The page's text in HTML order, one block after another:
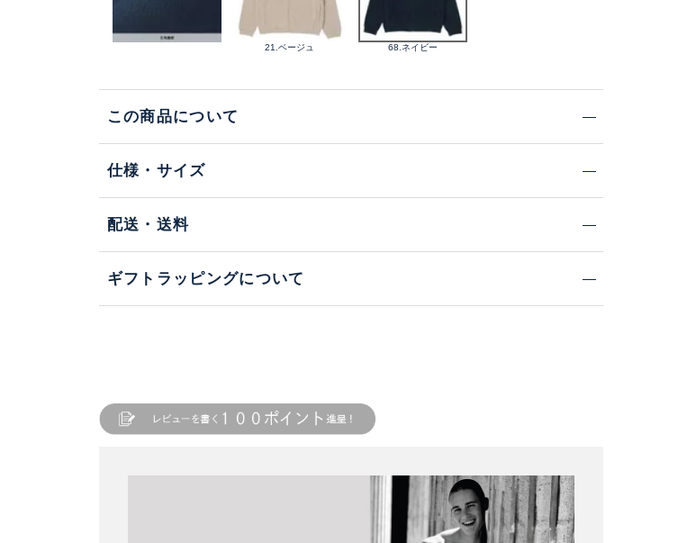
21.ベージュ 68.ネイビー
この商品について
仕様・サイズ
配送・送料
ギフトラッピングについて